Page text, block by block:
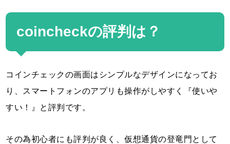
coincheckの評判は？
コインチェックの画面はシンプルなデザインになってお
り、スマートフォンのアプリも操作がしやすく『使いや
すい！』と評判です。
その為初心者にも評判が良く、仮想通貨の登竜門として